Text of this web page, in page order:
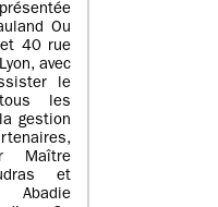
Ou
40 rue
avec
le
les
gestion
Maître
et
Abadie